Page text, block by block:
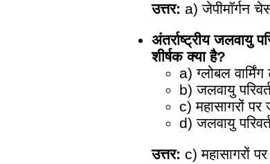
उत्तर: a) जेपीमॉर्गन
अंतर्राष्ट्रीय जलवायु
शीर्षक क्या है?
a) ग्लोबल वार्मिंग
b) जलवायु
c) महासागरों पर
d) जलवायु
उत्तर: c) महासागरों